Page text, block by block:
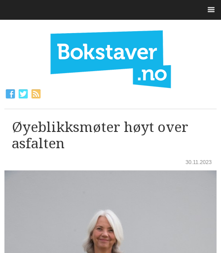
Øyeblikksmøter høyt over
asfalten
30.11.2023